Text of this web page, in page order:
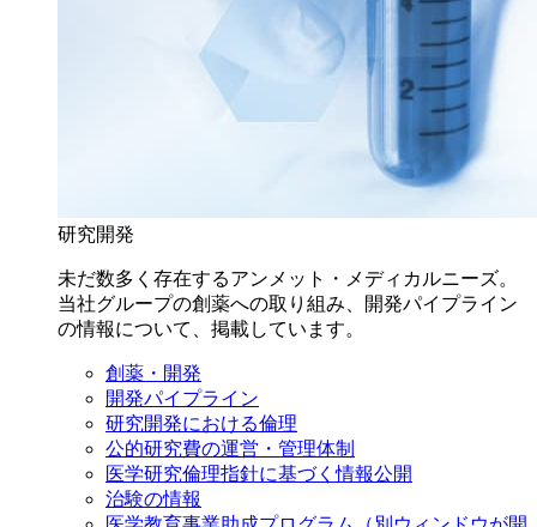
研究開発
未だ数多く存在するアンメット・メディカルニーズ。
当社グループの創薬への取り組み、開発パイプライン
の情報について、掲載しています。
創薬・開発
開発パイプライン
研究開発における倫理
公的研究費の運営・管理体制
医学研究倫理指針に基づく情報公開
治験の情報